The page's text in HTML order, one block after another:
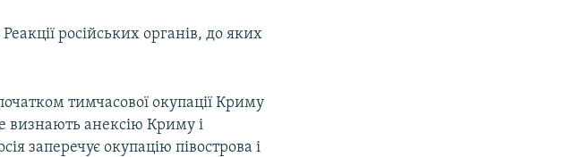
російських органів, до яких
тимчасової окупації Криму
визнають анексію Криму і
заперечує окупацію півострова і